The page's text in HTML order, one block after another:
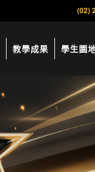
(02)
教學成果 學生園